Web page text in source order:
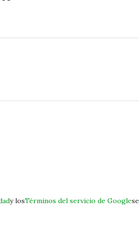
y losTérminos del servicio de Googlese